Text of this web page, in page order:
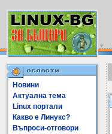
Новини
Актуална тема
Linux портали
Какво е Линукс?
Въпроси-отговори